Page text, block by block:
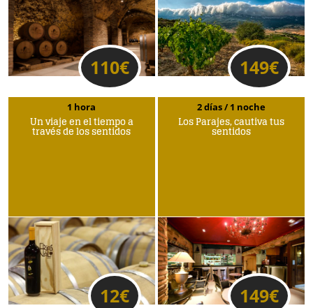
110€ 149€
1 hora
Un viaje en el tiempo a
través de los sentidos
12€
2 días / 1 noche
Los Parajes, cautiva tus
sentidos
149€